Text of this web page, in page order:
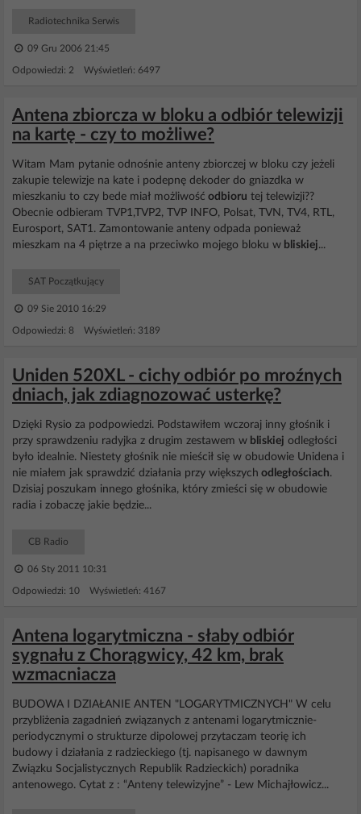
Radiotechnika Serwis
09 Gru 2006 21:45
Odpowiedzi: 2 Wyświetleń: 6497
Antena zbiorcza w bloku a odbiór telewizji
na kartę - czy to możliwe?
Witam Mam pytanie odnośnie anteny zbiorczej w bloku czy jeżeli
zakupie telewizje na kate i podepnę dekoder do gniazdka w
mieszkaniu to czy bede miał możliwość odbioru tej telewizji??
Obecnie odbieram TVP1,TVP2, TVP INFO, Polsat, TVN, TV4, RTL,
Eurosport, SAT1. Zamontowanie anteny odpada ponieważ
mieszkam na 4 piętrze a na przeciwko mojego bloku w bliskiej...
SAT Początkujący
09 Sie 2010 16:29
Odpowiedzi: 8 Wyświetleń: 3189
Uniden 520XL - cichy odbiór po mroźnych
dniach, jak zdiagnozować usterkę?
Dzięki Rysio za podpowiedzi. Podstawiłem wczoraj inny głośnik i
przy sprawdzeniu radyjka z drugim zestawem w bliskiej odległości
było idealnie. Niestety głośnik nie mieścił się w obudowie Unidena i
nie miałem jak sprawdzić działania przy większych odległościach.
Dzisiaj poszukam innego głośnika, który zmieści się w obudowie
radia i zobaczę jakie będzie...
CB Radio
06 Sty 2011 10:31
Odpowiedzi: 10 Wyświetleń: 4167
Antena logarytmiczna - słaby odbiór
sygnału z Chorągwicy, 42 km, brak
wzmacniacza
BUDOWA I DZIAŁANIE ANTEN "LOGARYTMICZNYCH" W celu
przybliżenia zagadnień związanych z antenami logarytmicznie-
periodycznymi o strukturze dipolowej przytaczam teorię ich
budowy i działania z radzieckiego (tj. napisanego w dawnym
Związku Socjalistycznych Republik Radzieckich) poradnika
antenowego. Cytat z : “Anteny telewizyjne” - Lew Michajłowicz...